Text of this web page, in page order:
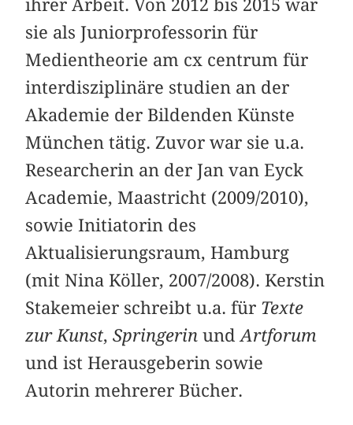
ihrer Arbeit. Von 2012 bis 2015 war
sie als Juniorprofessorin für
Medientheorie am cx centrum für
interdisziplinäre studien an der
Akademie der Bildenden Künste
München tätig. Zuvor war sie u.a.
Researcherin an der Jan van Eyck
Academie, Maastricht (2009/2010),
sowie Initiatorin des
Aktualisierungsraum, Hamburg
(mit Nina Köller, 2007/2008). Kerstin
Stakemeier schreibt u.a. für Texte
zur Kunst,SpringerinundArtforum
und ist Herausgeberin sowie
Autorin mehrerer Bücher.